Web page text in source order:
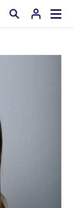
Buscar